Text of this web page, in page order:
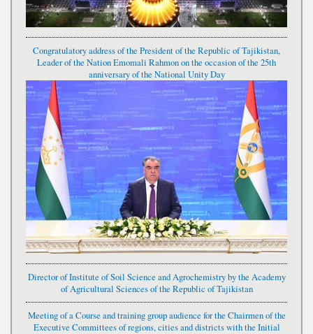
Congratulatory address of the President of the Republic of Tajikistan,
Leader of the Nation Emomali Rahmon on the occasion of the 25th
anniversary of the National Unity Day
Director of Institute of Soil Science and Agrochemistry by the Academy
of Agricultural Sciences of the Republic of Tajikistan
Meeting of a Course and training group audience for the Chairmen of the
Executive Committees of regions, cities and districts with the Initial